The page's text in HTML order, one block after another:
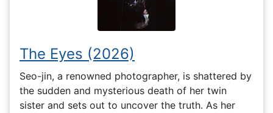
The Eyes (2026)
Seo-jin, a renowned photographer, is shattered by
the sudden and mysterious death of her twin
sister and sets out to uncover the truth. As her